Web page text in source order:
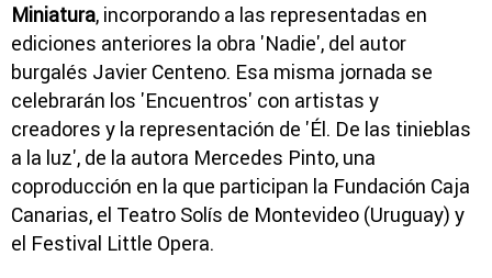
Miniatura, incorporando a las representadas en
ediciones anteriores la obra 'Nadie', del autor
burgalés Javier Centeno. Esa misma jornada se
celebrarán los 'Encuentros' con artistas y
creadores y la representación de 'Él. De las tinieblas
a la luz', de la autora Mercedes Pinto, una
coproducción en la que participan la Fundación Caja
Canarias, el Teatro Solís de Montevideo (Uruguay) y
el Festival Little Opera.